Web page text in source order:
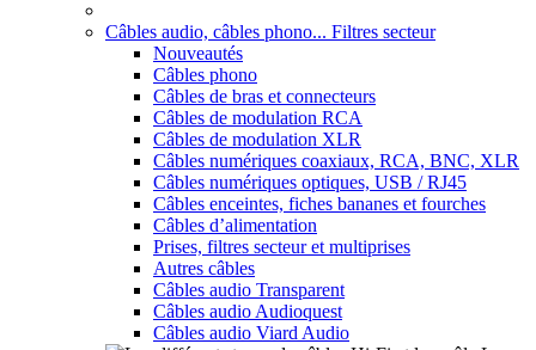
Câbles audio, câbles phono... Filtres secteur
Nouveautés
Câbles phono
Câbles de bras et connecteurs
Câbles de modulation RCA
Câbles de modulation XLR
Câbles numériques coaxiaux, RCA, BNC, XLR
Câbles numériques optiques, USB / RJ45
Câbles enceintes, fiches bananes et fourches
Câbles d’alimentation
Prises, filtres secteur et multiprises
Autres câbles
Câbles audio Transparent
Câbles audio Audioquest
Câbles audio Viard Audio